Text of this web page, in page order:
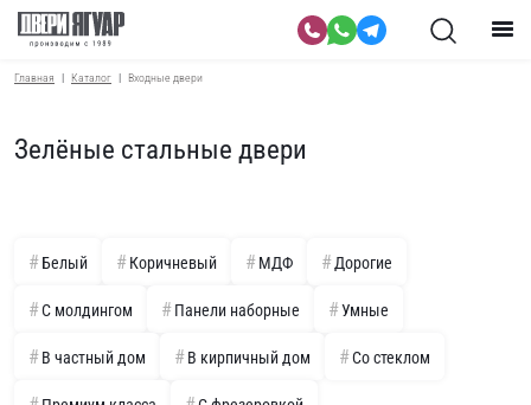
Главная Каталог Входные двери
Зелёные стальные двери
Белый Коричневый МДФ Дорогие
С молдингом Панели наборные Умные
В частный дом В кирпичный дом Со стеклом